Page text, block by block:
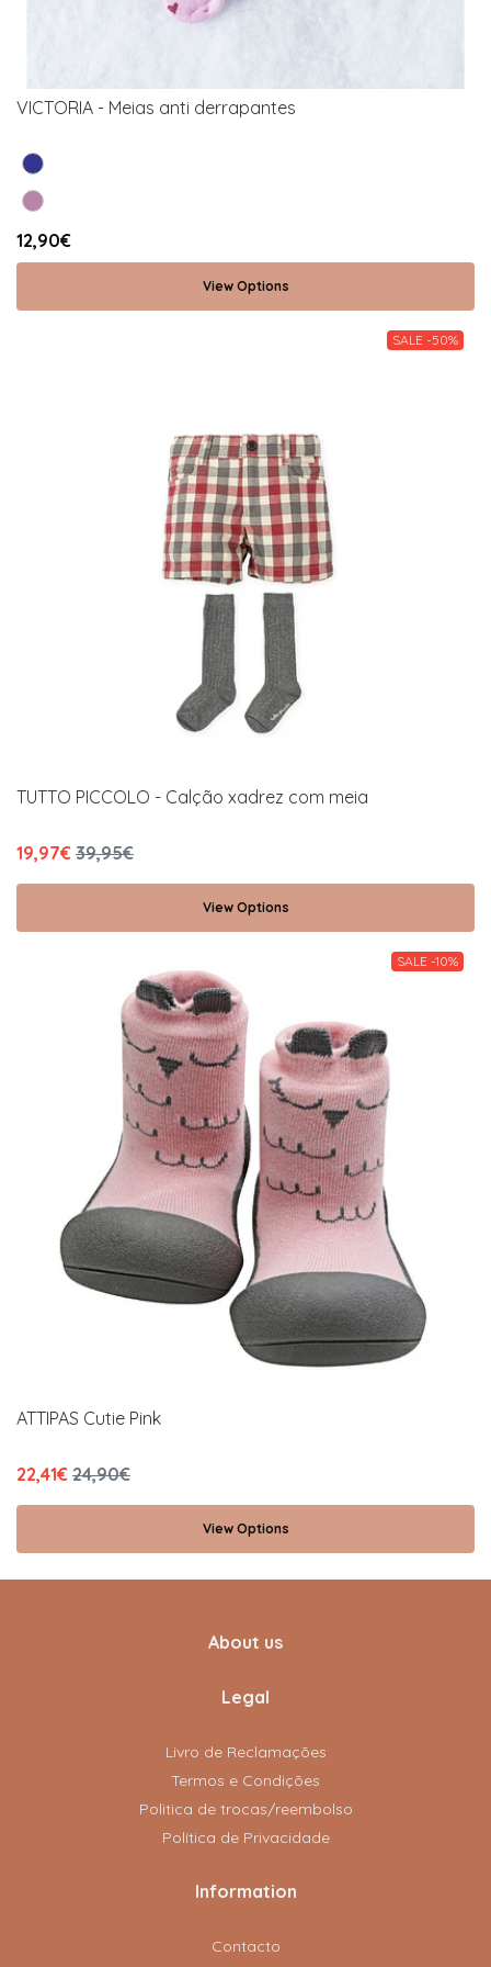
VICTORIA - Meias anti derrapantes
12,90€
View Options
SALE -50%
TUTTO PICCOLO - Calção xadrez com meia
19,97€ 39,95€
View Options
SALE -10%
ATTIPAS Cutie Pink
22,41€ 24,90€
View Options
About us
Legal
Livro de Reclamações
Termos e Condições
Politica de trocas/reembolso
Política de Privacidade
Information
Contacto